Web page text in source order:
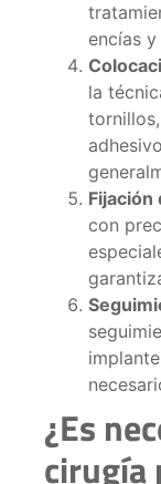
encías
la
Fijación
con
¿Es
cirugía